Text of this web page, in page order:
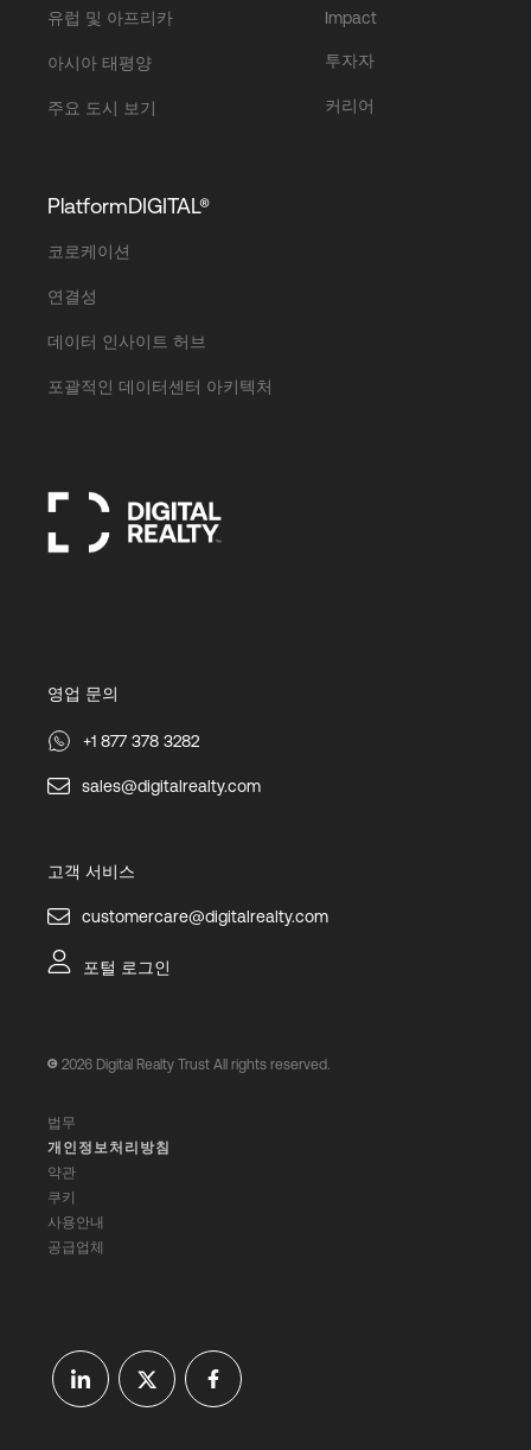
유럽 및 아프리카
아시아 태평양
주요 도시 보기
Impact
투자자
커리어
PlatformDIGITAL®
코로케이션
연결성
데이터 인사이트 허브
포괄적인 데이터센터 아키텍처
영업 문의
+1 877 378 3282
sales@digitalrealty.com
고객 서비스
customercare@digitalrealty.com
포털 로그인
2026 Digital Realty Trust All rights reserved.
법무
개인정보처리방침
약관
쿠키
사용안내
공급업체